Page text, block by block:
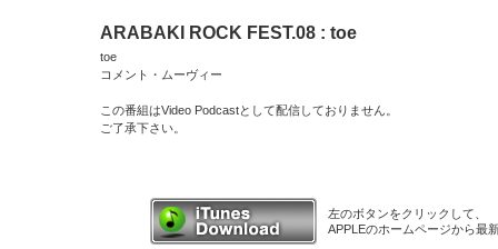
ARABAKI ROCK FEST.08 : toe
toe
コメント・ムーヴィー
この番組はVideo Podcastとして配信しておりません。
ご了承下さい。
左のボタンをクリックして、
APPLEのホームページから最